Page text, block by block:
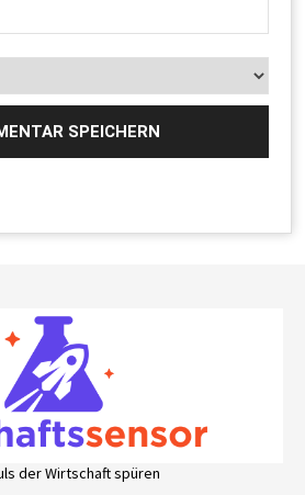
der Wirtschaft spüren